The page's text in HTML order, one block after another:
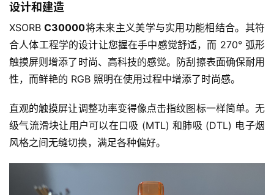
设计和建造
XSORB C30000将未来主义美学与实用功能相结合。其符
合人体工程学的设计让您握在手中感觉舒适，而 270° 弧形
触摸屏则增添了时尚、高科技的感觉。防刮擦表面确保耐用
性，而鲜艳的 RGB 照明在使用过程中增添了时尚感。
直观的触摸屏让调整功率变得像点击指纹图标一样简单。无
级气流滑块让用户可以在口吸 (MTL) 和肺吸 (DTL) 电子烟
风格之间无缝切换，满足各种偏好。